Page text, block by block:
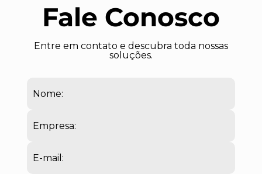
Fale Conosco
Entre em contato e descubra toda nossas
soluções.
Nome:
Empresa:
E-mail: